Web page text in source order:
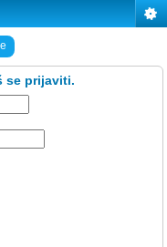
se prijaviti.